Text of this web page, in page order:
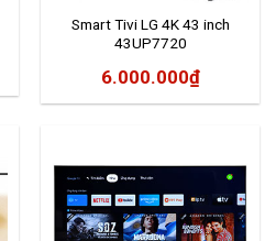
Smart Tivi LG 4K 43 inch
43UP7720
6.000.000₫